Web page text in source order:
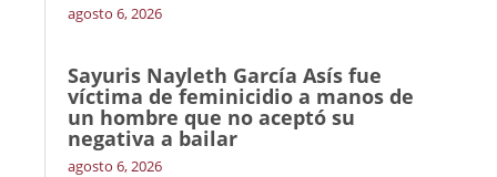
agosto 6, 2026
Sayuris Nayleth García Asís fue
víctima de feminicidio a manos de
un hombre que no aceptó su
negativa a bailar
agosto 6, 2026